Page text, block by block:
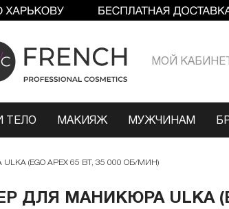
МОЙ КАБИНЕТ
ТЕЛО МАКИЯЖ МУЖЧИНАМ
(EGO APEX 65 ВТ, 35 000 ОБ/МИН)
ДЛЯ МАНИКЮРА ULKA